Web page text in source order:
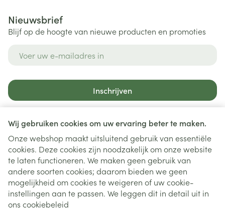
Wij gebruiken cookies om uw ervaring beter te maken.
Onze webshop maakt uitsluitend gebruik van essentiële
cookies. Deze cookies zijn noodzakelijk om onze website
te laten functioneren. We maken geen gebruik van
andere soorten cookies; daarom bieden we geen
mogelijkheid om cookies te weigeren of uw cookie-
instellingen aan te passen. We leggen dit in detail uit in
ons cookiebeleid
Nieuwsbrief
Blijf op de hoogte van nieuwe producten en promoties
Inschrijven
nieuwsbrief en gaat u akkoord met onzeprivacy policy.
Juridische links